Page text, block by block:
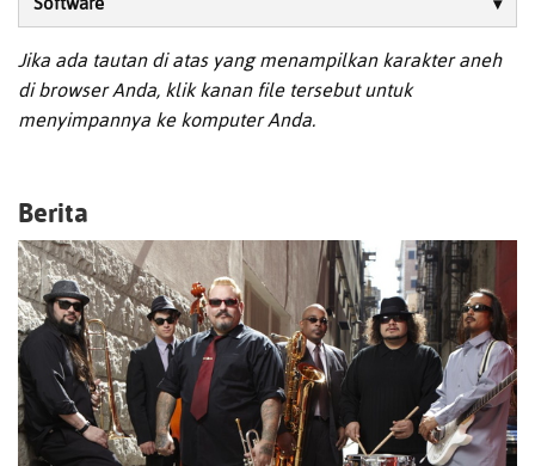
Jika ada tautan di atas yang menampilkan karakter aneh
di browser Anda, klik kanan file tersebut untuk
menyimpannya ke komputer Anda.
Berita